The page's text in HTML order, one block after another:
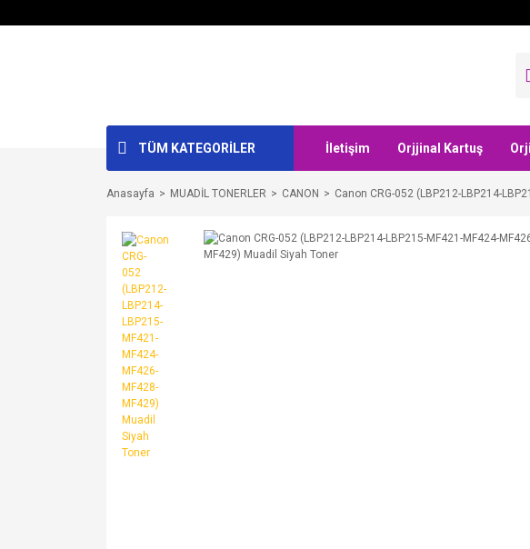
TÜM KATEGORİLER İletişim Orjjinal Kartuş
Anasayfa MUADİL TONERLER CANON Canon CRG-052 (LBP212-LBP214-